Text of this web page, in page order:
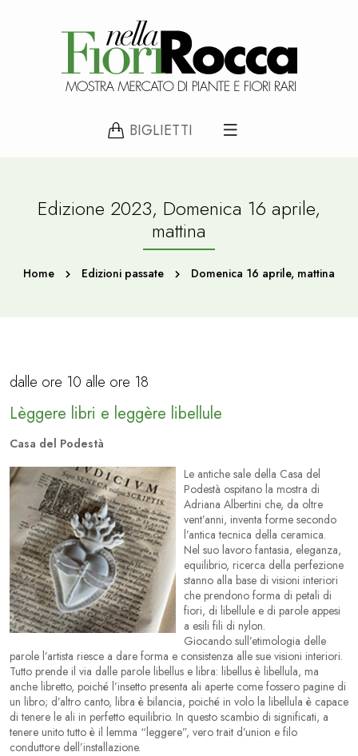
BIGLIETTI
Edizione 2023, Domenica 16 aprile,
mattina
Home Edizioni passate Domenica 16 aprile, mattina
dalle ore 10 alle ore 18
Lèggere libri e leggère libellule
Casa del Podestà
Le antiche sale della Casa del
Podestà ospitano la mostra di
Adriana Albertini che, da oltre
vent’anni, inventa forme secondo
l’antica tecnica della ceramica.
Nel suo lavoro fantasia, eleganza,
equilibrio, ricerca della perfezione
stanno alla base di visioni interiori
che prendono forma di petali di
fiori, di libellule e di parole appesi
a esili fili di nylon.
Giocando sull’etimologia delle
parole l’artista riesce a dare forma e consistenza alle sue visioni interiori.
Tutto prende il via dalle parole libellus e libra: libellus è libellula, ma
anche libretto, poiché l’insetto presenta ali aperte come fossero pagine di
un libro; d’altro canto, libra è bilancia, poiché in volo la libellula è capace
di tenere le ali in perfetto equilibrio. In questo scambio di significati, a
tenere unito tutto è il lemma “leggere”, verotrait d’union e filo
conduttore dell’installazione.